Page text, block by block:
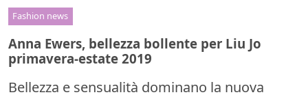
Fashion news
Anna Ewers, bellezza bollente per Liu Jo
primavera-estate 2019
Bellezza e sensualità dominano la nuova